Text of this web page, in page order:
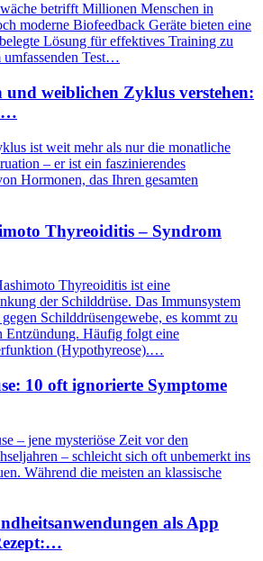
betrifft Millionen Menschen in
moderne Biofeedback Geräte bieten eine
Lösung für effektives Training zu
umfassenden Test…
weiblichen Zyklus verstehen:
ist weit mehr als nur die monatliche
– er ist ein faszinierendes
Hormonen, das Ihren gesamten
Thyreoiditis – Syndrom
Thyreoiditis ist eine
der Schilddrüse. Das Immunsystem
Schilddrüsengewebe, es kommt zu
Entzündung. Häufig folgt eine
(Hypothyreose).…
10 oft ignorierte Symptome
– jene mysteriöse Zeit vor den
– schleicht sich oft unbemerkt ins
Während die meisten an klassische
als App